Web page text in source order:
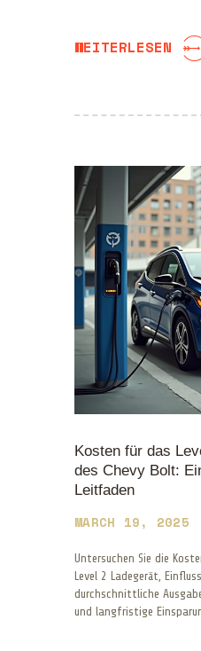
WEITERLESEN
Kosten für das
des Chevy Bolt:
Leitfaden
MARCH 19, 2025
Untersuchen Sie die
Level 2 Ladegerät,
durchschnittliche
und langfristige